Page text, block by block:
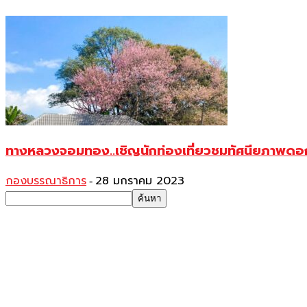
ทางหลวงจอมทอง..เชิญนักท่องเที่ยวชมทัศนียภาพดอ
กองบรรณาธิการ - 28 มกราคม 2023